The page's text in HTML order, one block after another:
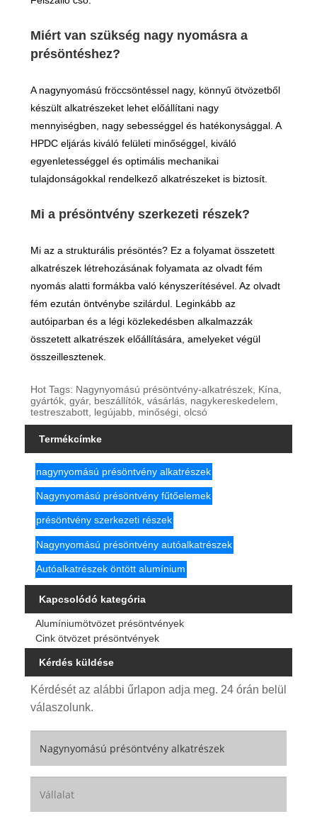
Miért van szükség nagy nyomásra a
présöntéshez?
A nagynyomású fröccsöntéssel nagy, könnyű ötvözetből
készült alkatrészeket lehet előállítani nagy
mennyiségben, nagy sebességgel és hatékonysággal. A
HPDC eljárás kiváló felületi minőséggel, kiváló
egyenletességgel és optimális mechanikai
tulajdonságokkal rendelkező alkatrészeket is biztosít.
Mi a présöntvény szerkezeti részek?
Mi az a strukturális présöntés? Ez a folyamat összetett
alkatrészek létrehozásának folyamata az olvadt fém
nyomás alatti formákba való kényszerítésével. Az olvadt
fém ezután öntvénybe szilárdul. Leginkább az
autóiparban és a légi közlekedésben alkalmazzák
összetett alkatrészek előállítására, amelyeket végül
összeillesztenek.
Hot Tags: Nagynyomású présöntvény-alkatrészek, Kína,
gyártók, gyár, beszállítók, vásárlás, nagykereskedelem,
testreszabott, legújabb, minőségi, olcsó
Termékcímke
nagynyomású présöntvény alkatrészek
Nagynyomású présöntvény fűtőelemek
présöntvény szerkezeti részek
Nagynyomású présöntvény autóalkatrészek
Autóalkatrészek öntött alumínium
Kapcsolódó kategória
Alumíniumötvözet présöntvények
Cink ötvözet présöntvények
Kérdés küldése
Kérdését az alábbi űrlapon adja meg. 24 órán belül
válaszolunk.